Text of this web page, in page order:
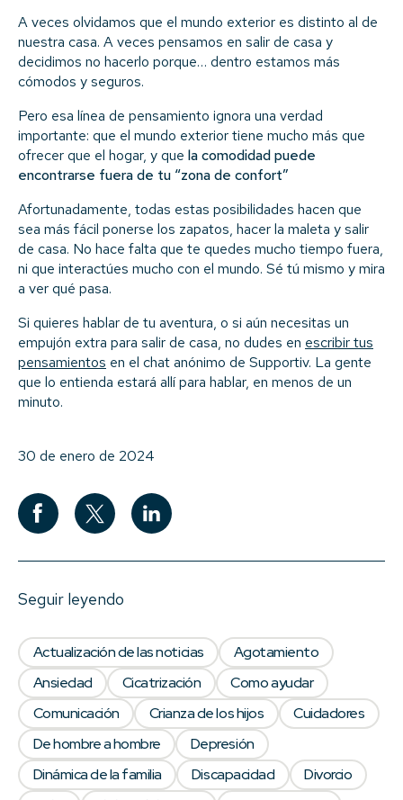
A veces olvidamos que el mundo exterior es distinto al de
nuestra casa. A veces pensamos en salir de casa y
decidimos no hacerlo porque… dentro estamos más
cómodos y seguros.
Pero esa línea de pensamiento ignora una verdad
importante: que el mundo exterior tiene mucho más que
ofrecer que el hogar, y que la comodidad puede
encontrarse fuera de tu “zona de confort”
Afortunadamente, todas estas posibilidades hacen que
sea más fácil ponerse los zapatos, hacer la maleta y salir
de casa. No hace falta que te quedes mucho tiempo fuera,
ni que interactúes mucho con el mundo. Sé tú mismo y mira
a ver qué pasa.
Si quieres hablar de tu aventura, o si aún necesitas un
empujón extra para salir de casa, no dudes en escribir tus
pensamientos en el chat anónimo de Supportiv. La gente
que lo entienda estará allí para hablar, en menos de un
minuto.
30 de enero de 2024
Seguir leyendo
Actualización de las noticias
Agotamiento
Ansiedad
Cicatrización
Como ayudar
Comunicación
Crianza de los hijos
Cuidadores
De hombre a hombre
Depresión
Dinámica de la familia
Discapacidad
Divorcio